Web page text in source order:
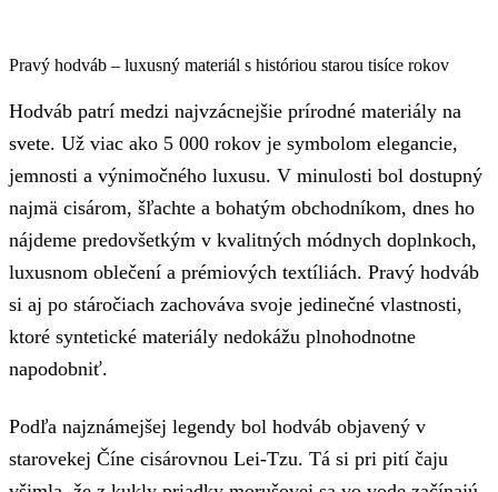
Pravý hodváb – luxusný materiál s históriou starou tisíce rokov
Hodváb patrí medzi najvzácnejšie prírodné materiály na
svete. Už viac ako 5 000 rokov je symbolom elegancie,
jemnosti a výnimočného luxusu. V minulosti bol dostupný
najmä cisárom, šľachte a bohatým obchodníkom, dnes ho
nájdeme predovšetkým v kvalitných módnych doplnkoch,
luxusnom oblečení a prémiových textíliách. Pravý hodváb
si aj po stáročiach zachováva svoje jedinečné vlastnosti,
ktoré syntetické materiály nedokážu plnohodnotne
napodobniť.
Podľa najznámejšej legendy bol hodváb objavený v
starovekej Číne cisárovnou Lei-Tzu. Tá si pri pití čaju